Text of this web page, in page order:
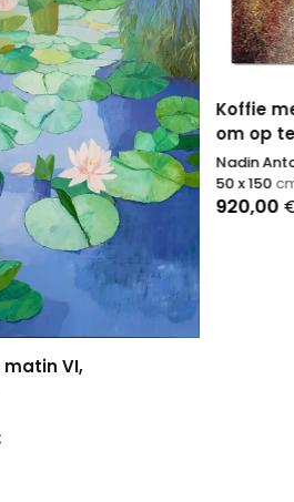
matin VI,
Koffie
om op
Nadin
920,00
50 x 150